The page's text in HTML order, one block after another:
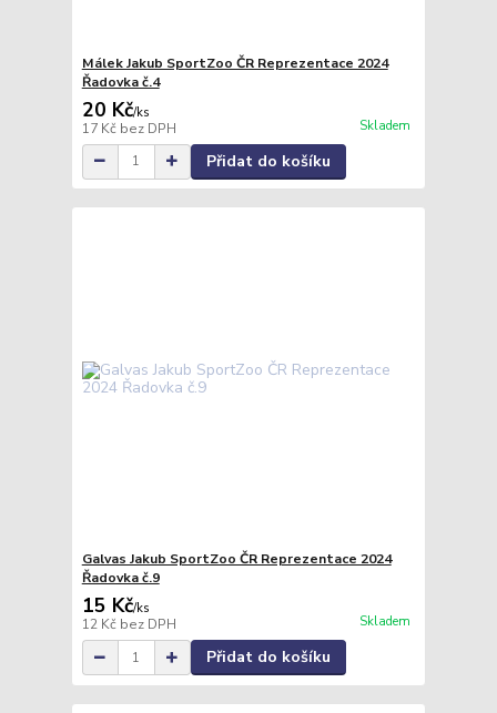
Málek Jakub SportZoo ČR Reprezentace 2024
Řadovka č.4
20 Kč/ks
17 Kč bez DPH Skladem
Přidat do košíku
Galvas Jakub SportZoo ČR Reprezentace 2024
Řadovka č.9
15 Kč/ks
12 Kč bez DPH Skladem
Přidat do košíku